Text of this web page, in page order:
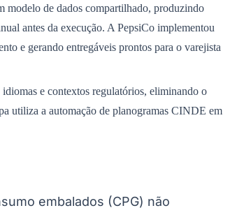
modelo de dados compartilhado, produzindo
antes da execução. A PepsiCo implementou
e gerando entregáveis ​​prontos para o varejista
idiomas e contextos regulatórios, eliminando o
utiliza a automação de planogramas CINDE em
embalados (CPG) não